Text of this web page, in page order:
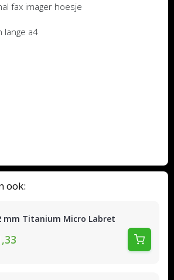
ook:
mm Titanium Micro Labret
fax imager hoesje
lange a4